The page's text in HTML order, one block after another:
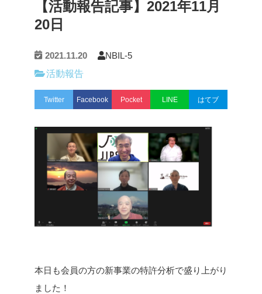
【活動報告記事】2021年11月
20日
2021.11.20
NBIL-5
活動報告
Twitter Facebook Pocket LINE はてブ
本日も会員の方の新事業の特許分析で盛り上がり
ました！